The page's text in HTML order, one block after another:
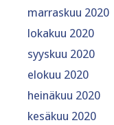
marraskuu 2020
lokakuu 2020
syyskuu 2020
elokuu 2020
heinäkuu 2020
kesäkuu 2020